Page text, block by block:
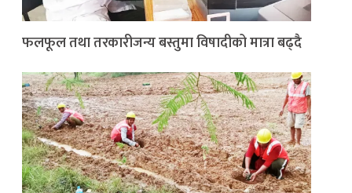
फलफूल तथा तरकारीजन्य बस्तुमा विषादीको मात्रा बढ्दै